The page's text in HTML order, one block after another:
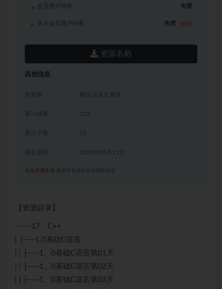
会员用户特权： 免费
永久会员用户特权： 免费
资源名称
其他信息
有效期 购买后永久有效
累计销量 252
累计下载 11
2024年05月21日
点击开通会员 免费享有本站所有课程资源
【资源目录】:
└──17、 C++
| ├──1.0基础C语言
| | ├──1、0基础C语言 第01天
| | ├──1、0基础C语言 第02天
| | ├──1、0基础C语言第03天